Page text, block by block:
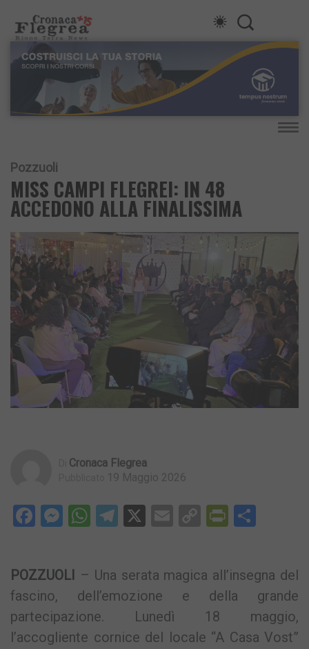
Pozzuoli
MISS CAMPI FLEGREI: IN 48
ACCEDONO ALLA FINALISSIMA
Cronaca Flegrea
19 Maggio 2026
Facebook
Messenger
WhatsApp
Telegram
X EmailCopy
POZZUOLI
– Una serata magica all’insegna del
fascino, dell’emozione e della grande
partecipazione. Lunedì 18 maggio,
l’accogliente cornice del locale “A Casa Vost”